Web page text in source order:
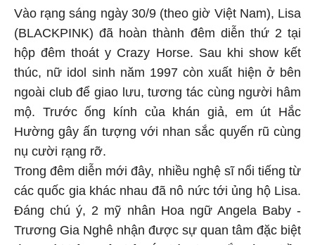
Vào rạng sáng ngày 30/9 (theo giờ Việt Nam), Lisa
(BLACKPINK) đã hoàn thành đêm diễn thứ 2 tại
hộp đêm thoát y Crazy Horse. Sau khi show kết
thúc, nữ idol sinh năm 1997 còn xuất hiện ở bên
ngoài club để giao lưu, tương tác cùng người hâm
mộ. Trước ống kính của khán giả, em út Hắc
Hường gây ấn tượng với nhan sắc quyến rũ cùng
nụ cười rạng rỡ.
Trong đêm diễn mới đây, nhiều nghệ sĩ nổi tiếng từ
các quốc gia khác nhau đã nô nức tới ủng hộ Lisa.
Đáng chú ý, 2 mỹ nhân Hoa ngữ Angela Baby -
Trương Gia Nghê nhận được sự quan tâm đặc biệt